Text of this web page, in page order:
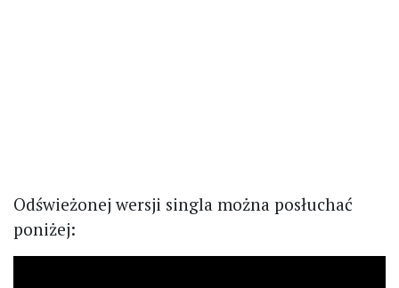
Odświeżonej wersji singla można posłuchać
poniżej: